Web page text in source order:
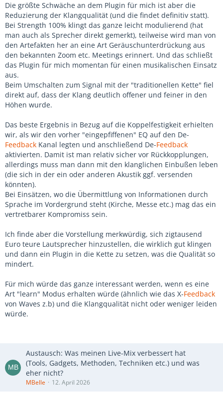
Die größte Schwäche an dem Plugin für mich ist aber die
Reduzierung der Klangqualität (und die findet definitiv statt).
Bei Strength 100% klingt das ganze leicht modulierend (hat
man auch als Sprecher direkt gemerkt), teilweise wird man von
den Artefakten her an eine Art Geräuschunterdrückung aus
den bekannten Zoom etc. Meetings erinnert. Und das schließt
das Plugin für mich momentan für einen musikalischen Einsatz
aus.
Beim Umschalten zum Signal mit der "traditionellen Kette" fiel
direkt auf, dass der Klang deutlich offener und feiner in den
Höhen wurde.
Das beste Ergebnis in Bezug auf die Koppelfestigkeit erhielten
wir, als wir den vorher "eingepfiffenen" EQ auf den De-
Feedback Kanal legten und anschließend De-Feedback
aktivierten. Damit ist man relativ sicher vor Rückkopplungen,
allerdings muss man dann mit den klanglichen Einbußen leben
(die sich in der ein oder anderen Akustik ggf. versenden
könnten).
Bei Einsätzen, wo die Übermittlung von Informationen durch
Sprache im Vordergrund steht (Kirche, Messe etc.) mag das ein
vertretbarer Kompromiss sein.
Ich finde aber die Vorstellung merkwürdig, sich zigtausend
Euro teure Lautsprecher hinzustellen, die wirklich gut klingen
und dann ein Plugin in die Kette zu setzen, was die Qualität so
mindert.
Für mich würde das ganze interessant werden, wenn es eine
Art "learn" Modus erhalten würde (ähnlich wie das X-Feedback
von Waves z.b) und die Klangqualität nicht oder weniger leiden
würde.
Austausch: Was meinen Live-Mix verbessert hat
(Tools, Gadgets, Methoden, Techniken etc.) und was
eher nicht?
MBelle 12. April 2026